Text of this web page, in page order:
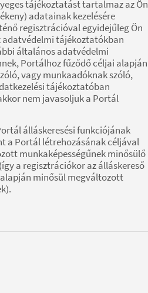
tájékoztatást tartalmaz az Ön
adatainak kezelésére
regisztrációval egyidejűleg Ön
tájékoztatókban
általános adatvédelmi
Portálhoz fűződő céljai alapján
vagy munkaadóknak szóló,
tájékoztatóban
nem javasoljuk a Portál
álláskeresési funkciójának
a Portál létrehozásának céljával
munkaképességűnek minősülő
a regisztrációkor az álláskereső
minősül megváltozott